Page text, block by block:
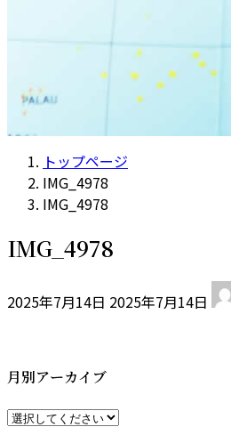
トップページ
IMG_4978
IMG_4978
IMG_4978
2025年7月14日 終
:
2025年7月14日
月別アーカイブ